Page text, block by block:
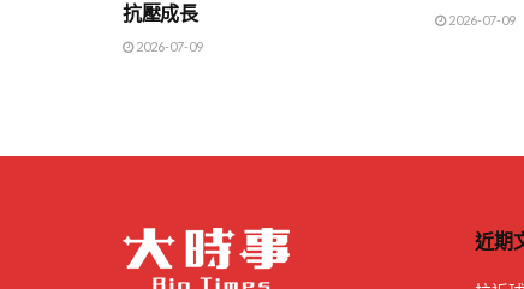
抗壓成長
2026-07-09
2026-07-09
近期